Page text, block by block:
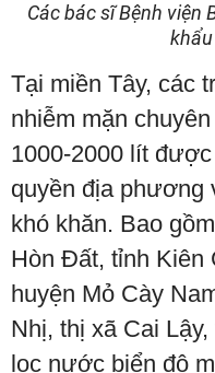
Các bác sĩ Bệnh viện
Tại miền Tây, các
nhiễm mặn
1000-2000 lít
quyền địa phương
khó khăn. Bao
Hòn Đất, tỉnh Kiên
huyện Mỏ Cày
Nhị, thị xã Cai
lọc nước biển độ